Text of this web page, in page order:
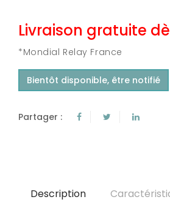
Livraison gratuite
*Mondial Relay France
Bientôt disponible, être notifié
Partager :
Description